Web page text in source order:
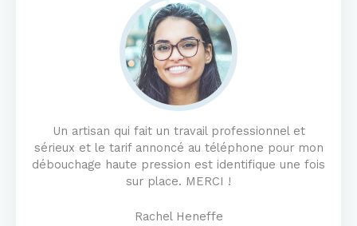
Un artisan qui fait un travail professionnel et
sérieux et le tarif annoncé au téléphone pour mon
débouchage haute pression est identifique une fois
sur place. MERCI !
Rachel Heneffe